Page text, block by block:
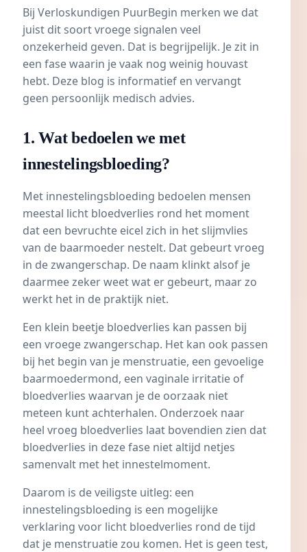
Bij Verloskundigen PuurBegin merken we dat
juist dit soort vroege signalen veel
onzekerheid geven. Dat is begrijpelijk. Je zit in
een fase waarin je vaak nog weinig houvast
hebt. Deze blog is informatief en vervangt
geen persoonlijk medisch advies.
1. Wat bedoelen we met
innestelingsbloeding?
Met innestelingsbloeding bedoelen mensen
meestal licht bloedverlies rond het moment
dat een bevruchte eicel zich in het slijmvlies
van de baarmoeder nestelt. Dat gebeurt vroeg
in de zwangerschap. De naam klinkt alsof je
daarmee zeker weet wat er gebeurt, maar zo
werkt het in de praktijk niet.
Een klein beetje bloedverlies kan passen bij
een vroege zwangerschap. Het kan ook passen
bij het begin van je menstruatie, een gevoelige
baarmoedermond, een vaginale irritatie of
bloedverlies waarvan je de oorzaak niet
meteen kunt achterhalen. Onderzoek naar
heel vroeg bloedverlies laat bovendien zien dat
bloedverlies in deze fase niet altijd netjes
samenvalt met het innestelmoment.
Daarom is de veiligste uitleg: een
innestelingsbloeding is een mogelijke
verklaring voor licht bloedverlies rond de tijd
dat je menstruatie zou komen. Het is geen test,